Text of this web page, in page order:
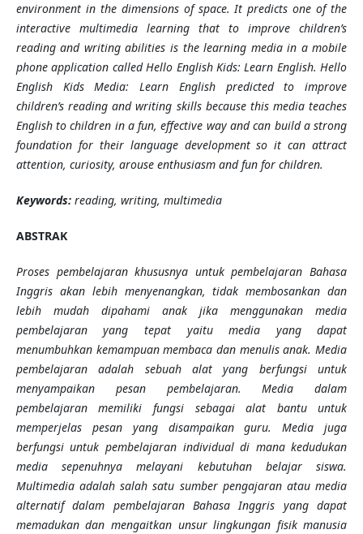
environment in the dimensions of space. It predicts one of the
interactive multimedia learning that to improve children’s
reading and writing abilities is the learning media in a mobile
phone application called Hello English Kids: Learn English. Hello
English Kids Media: Learn English predicted to improve
children’s reading and writing skills because this media teaches
English to children in a fun, effective way and can build a strong
foundation for their language development so it can attract
attention, curiosity, arouse enthusiasm and fun for children.
Keywords:reading, writing, multimedia
ABSTRAK
Proses pembelajaran khususnya untuk pembelajaran Bahasa
Inggris akan lebih menyenangkan, tidak membosankan dan
lebih mudah dipahami anak jika menggunakan media
pembelajaran yang tepat yaitu media yang dapat
menumbuhkan kemampuan membaca dan menulis anak. Media
pembelajaran adalah sebuah alat yang berfungsi untuk
menyampaikan pesan pembelajaran. Media dalam
pembelajaran memiliki fungsi sebagai alat bantu untuk
memperjelas pesan yang disampaikan guru. Media juga
berfungsi untuk pembelajaran individual di mana kedudukan
media sepenuhnya melayani kebutuhan belajar siswa.
Multimedia adalah salah satu sumber pengajaran atau media
alternatif dalam pembelajaran Bahasa Inggris yang dapat
memadukan dan mengaitkan unsur lingkungan fisik manusia